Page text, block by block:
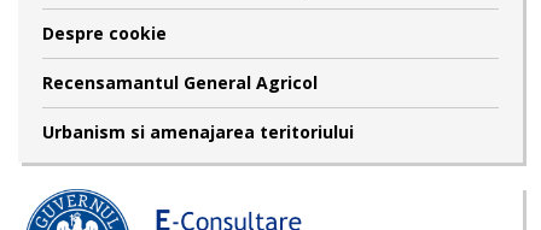
Despre cookie
Recensamantul General Agricol
Urbanism si amenajarea teritoriului